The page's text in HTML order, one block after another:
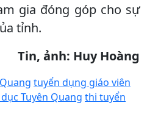
gia đóng góp cho sự
tỉnh.
Tin, ảnh: Huy Hoàng
tuyển dụng giáo viên
Tuyên Quang thi tuyển